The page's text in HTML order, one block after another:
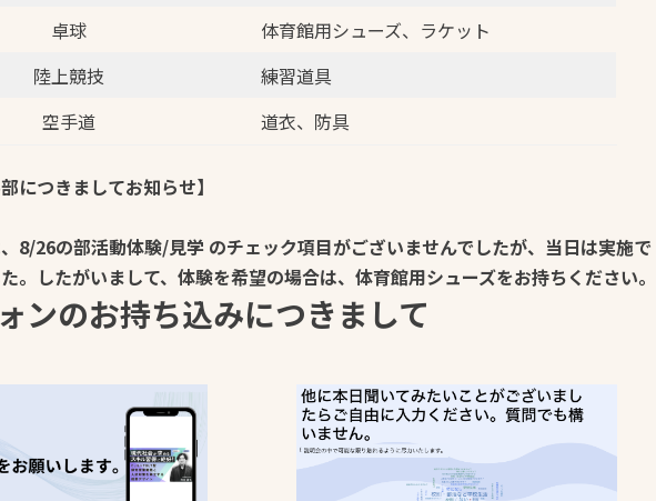
卓球
体育館用シューズ、ラケット
陸上競技
練習道具
空手道
道衣、防具
につきましてお知らせ】
8/26の部活動体験/見学 のチェック項目がございませんでしたが、当日は実施で
。したがいまして、体験を希望の場合は、体育館用シューズをお持ちください。
ンのお持ち込みにつきまして